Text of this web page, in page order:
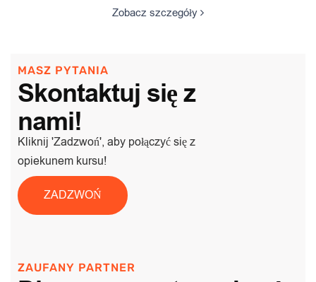
Zobacz szczegóły
MASZ PYTANIA
Skontaktuj się z
nami!
Kliknij 'Zadzwoń', aby połączyć się z
opiekunem kursu!
ZADZWOŃ
ZAUFANY PARTNER